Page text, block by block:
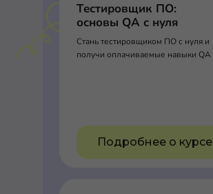
Тестировщик ПО:
основы QA с нуля
Стань тестировщиком ПО с нуля и
получи оплачиваемые навыки QA
Подробнее о курсе